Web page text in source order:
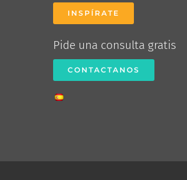
INSPÍRATE
Pide una consulta gratis
CONTACTANOS